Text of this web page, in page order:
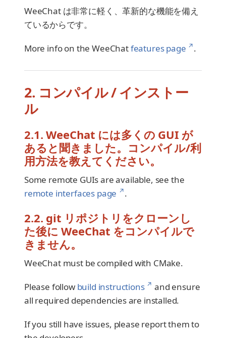
WeeChat は非常に軽く、革新的な機能を備え
ているからです。
More info on the WeeChatfeatures page ↗.
2. コンパイル / インストー
ル
2.1. WeeChat には多くの GUI が
あると聞きました。コンパイル/利
用方法を教えてください。
Some remote GUIs are available, see the
remote interfaces page ↗.
2.2. git リポジトリをクローンし
た後に WeeChat をコンパイルで
きません。
WeeChat must be compiled with CMake.
Please follow build instructions ↗ and ensure
all required dependencies are installed.
If you still have issues, please report them to